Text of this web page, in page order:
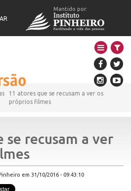
Mantido por:
11 atores que se recusam a ver os
próprios filmes
se recusam a ver
em 31/10/2016 - 09:43:10